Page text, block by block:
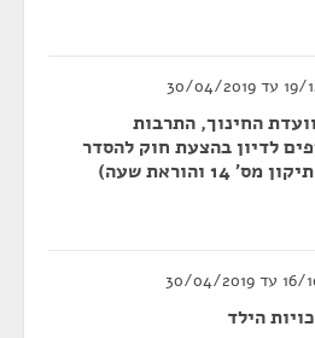
החינוך, התרבות
לדיון בהצעת חוק להסדר
והוראת שעה)
הילד